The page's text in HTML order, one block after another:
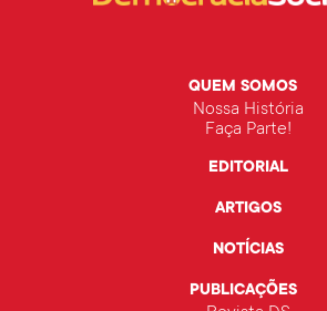
QUEM SOMOS
Nossa História
Faça Parte!
EDITORIAL
ARTIGOS
NOTÍCIAS
PUBLICAÇÕES